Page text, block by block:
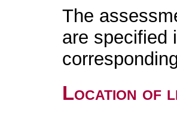
The
are specified
Location of